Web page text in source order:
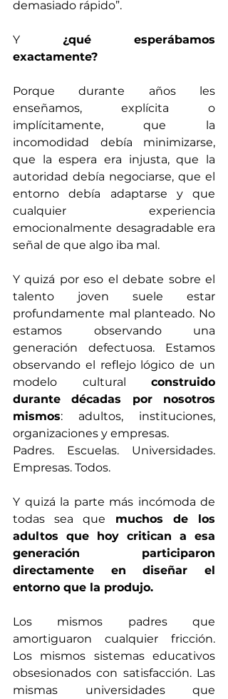
demasiado rápido”.
Y ¿qué esperábamos
exactamente?
Porque durante años les
enseñamos, explícita o
implícitamente, que la
incomodidad debía minimizarse,
que la espera era injusta, que la
autoridad debía negociarse, que el
entorno debía adaptarse y que
cualquier experiencia
emocionalmente desagradable era
señal de que algo iba mal.
Y quizá por eso el debate sobre el
talento joven suele estar
profundamente mal planteado. No
estamos observando una
generación defectuosa. Estamos
observando el reflejo lógico de un
modelo cultural construido
durante décadas por nosotros
mismos: adultos, instituciones,
organizaciones y empresas.
Padres. Escuelas. Universidades.
Empresas. Todos.
Y quizá la parte más incómoda de
todas sea que muchos de los
adultos que hoy critican a esa
generación participaron
directamente en diseñar el
entorno que la produjo.
Los mismos padres que
amortiguaron cualquier fricción.
Los mismos sistemas educativos
obsesionados con satisfacción. Las
mismas universidades que